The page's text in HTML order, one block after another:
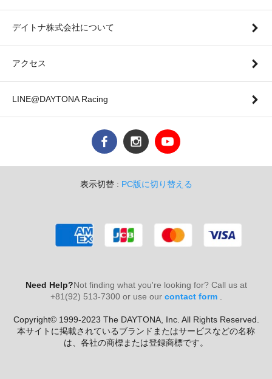
デイトナ株式会社について
アクセス
LINE@DAYTONA Racing
表示切替 : PC版に切り替える
Need Help?Not finding what you're looking for? Call us at
+81(92) 513-7300 or use our contact form.
Copyright© 1999-2023 The DAYTONA, Inc. All Rights Reserved.
本サイトに掲載されているブランドまたはサービスなどの名称
は、各社の商標または登録商標です。